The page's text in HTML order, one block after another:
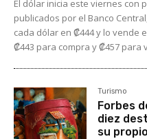
El dólar inicia este viernes con
publicados por el Banco
cada dólar en ₡444 y lo vende
₡443 para compra y ₡457 para
Turismo
Forbes
diez
su